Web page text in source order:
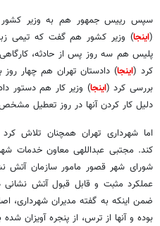
سپس رییس جمهور هم به وزیر کشور
(اینجا) وزیر کشور هم گفت که تیمی
پلیس هم سه روز پس از حادثه،
کرد (اینجا) دادستان تهران هم چهار
بررسی کرد (اینجا) وزیر کار هم دستور
دلیل کار کردن آنها در روز تعطیل
اما شهرداری تهران همچنان تلاش
کند. مجتبی عبداللهی معاون خدمات
شورای شهر قصور مامور سازمان آتش
عملکرد مثبت و قابل قبول آتش نشانی
ضمن اینکه به گفته مدیران شهرداری،
بوده و آنها از ترس،‌ از پنجره آویزان شده